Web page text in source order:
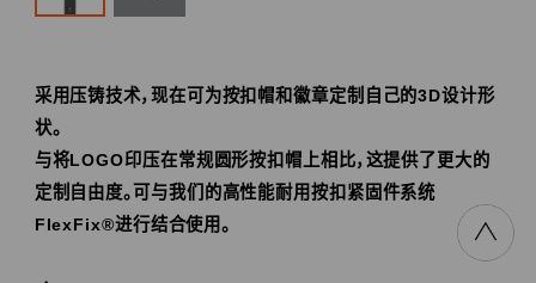
采用压铸技术，现在可为按扣帽和徽章定制自己的3D设计形
状。
与将LOGO印压在常规圆形按扣帽上相比，这提供了更大的
定制自由度。可与我们的高性能耐用按扣紧固件系统
FlexFix®进行结合使用。